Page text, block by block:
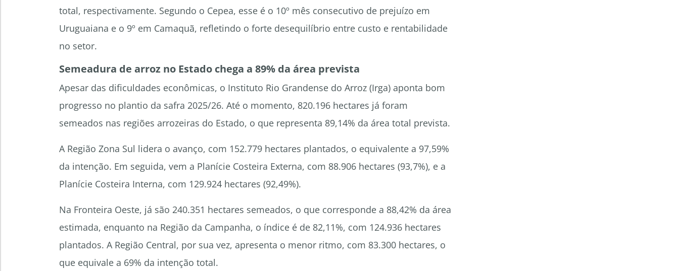
total, respectivamente. Segundo o Cepea, esse é o 10º mês consecutivo de prejuízo em
Uruguaiana e o 9º em Camaquã, refletindo o forte desequilíbrio entre custo e rentabilidade
no setor.
Semeadura de arroz no Estado chega a 89% da área prevista
Apesar das dificuldades econômicas, o Instituto Rio Grandense do Arroz (Irga) aponta bom
progresso no plantio da safra 2025/26. Até o momento, 820.196 hectares já foram
semeados nas regiões arrozeiras do Estado, o que representa 89,14% da área total prevista.
A Região Zona Sul lidera o avanço, com 152.779 hectares plantados, o equivalente a 97,59%
da intenção. Em seguida, vem a Planície Costeira Externa, com 88.906 hectares (93,7%), e a
Planície Costeira Interna, com 129.924 hectares (92,49%).
Na Fronteira Oeste, já são 240.351 hectares semeados, o que corresponde a 88,42% da área
estimada, enquanto na Região da Campanha, o índice é de 82,11%, com 124.936 hectares
plantados. A Região Central, por sua vez, apresenta o menor ritmo, com 83.300 hectares, o
que equivale a 69% da intenção total.